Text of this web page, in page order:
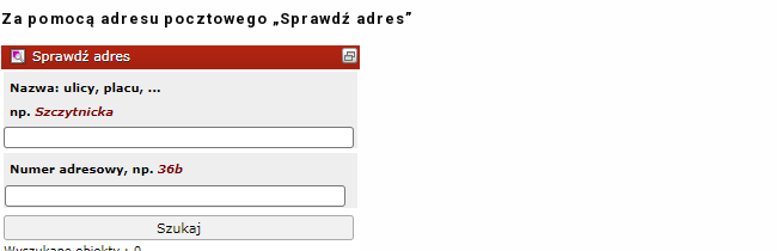
Za pomocą adresu pocztowego „Sprawdź adres”